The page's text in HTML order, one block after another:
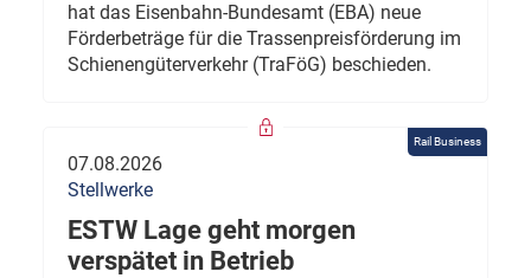
hat das Eisenbahn-Bundesamt (EBA) neue
Förderbeträge für die Trassenpreisförderung im
Schienengüterverkehr (TraFöG) beschieden.
Rail Business
07.08.2026
Stellwerke
ESTW Lage geht morgen
verspätet in Betrieb